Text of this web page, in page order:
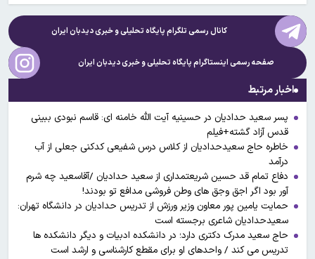
کانال رسمی تلگرام پایگاه تحلیلی و خبریدیدبان ایران
صفحه رسمی اینستاگرام پایگاه تحلیلی و خبریدیدبان ایران
اخبار مرتبط
پسر سعید حدادیان در حسینیه آیت الله خامنه ای: قاسم نبودی ببینی
قدس آزاد گشته+فیلم
خاطره حاج سعیدحدادیان از کلاس درس شفیعی کدکنی جعلی از آب
درآمد
دفاع تمام قد حسین شریعتمداری از سعید حدادیان /آقاسعید چه شرم
آور بود اگر اجق وجق های وطن فروشی مدافع تو بودند!
حمایت یامین پور معاون وزیر ورزش از تدریس حدادیان در دانشگاه تهران:
سعیدحدادیان شاعری برجسته است
حاج سعید مدرک دکتری دارد؛ در دانشکده ادبیات و دیگر دانشکده ها
تدریس می کند / واحدهای او برای مقطع کارشناسی و ارشد است